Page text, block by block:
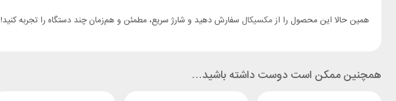
همین حالا این محصول را ازمکسیکال سفارش دهید و شارژ سریع، مطمئن و هم‌زمان چند دستگاه را تجربه کنید!
همچنین ممکن است دوست داشته باشید…